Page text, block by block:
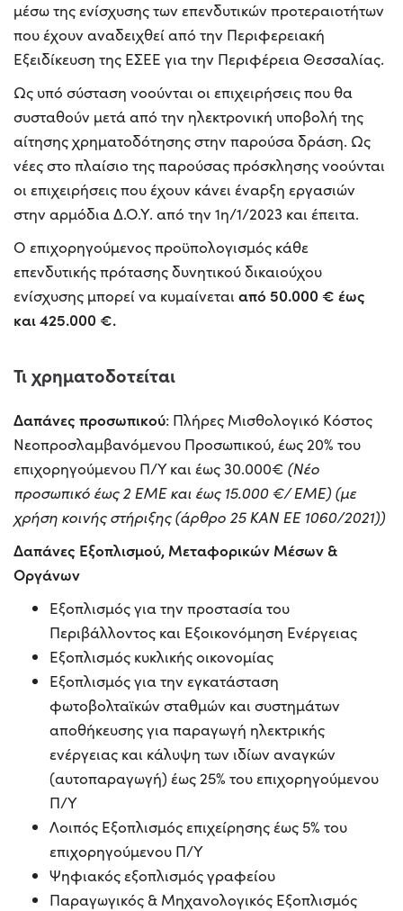
μέσω της ενίσχυσης των επενδυτικών προτεραιοτήτων
που έχουν αναδειχθεί από την Περιφερειακή
Εξειδίκευση της ΕΣΕΕ για την Περιφέρεια Θεσσαλίας.
Ως υπό σύσταση νοούνται οι επιχειρήσεις που θα
συσταθούν μετά από την ηλεκτρονική υποβολή της
αίτησης χρηματοδότησης στην παρούσα δράση. Ως
νέες στο πλαίσιο της παρούσας πρόσκλησης νοούνται
οι επιχειρήσεις που έχουν κάνει έναρξη εργασιών
στην αρμόδια Δ.Ο.Υ. από την 1η/1/2023 και έπειτα.
Ο επιχορηγούμενος προϋπολογισμός κάθε
επενδυτικής πρότασης δυνητικού δικαιούχου
ενίσχυσης μπορεί να κυμαίνεται από 50.000 € έως
και 425.000 €.
Τι χρηματοδοτείται
Δαπάνες προσωπικού: Πλήρες Μισθολογικό Κόστος
Νεοπροσλαμβανόμενου Προσωπικού, έως 20% του
επιχορηγούμενου Π/Υ και έως 30.000€ (Νέο
προσωπικό έως 2 ΕΜΕ και έως 15.000 €/ ΕΜΕ) (με
χρήση κοινής στήριξης (άρθρο 25 ΚΑΝ ΕΕ 1060/2021))
Δαπάνες Εξοπλισμού, Μεταφορικών Μέσων &
Οργάνων
Εξοπλισμός για την προστασία του
Περιβάλλοντος και Εξοικονόμηση Ενέργειας
Εξοπλισμός κυκλικής οικονομίας
Εξοπλισμός για την εγκατάσταση
φωτοβολταϊκών σταθμών και συστημάτων
αποθήκευσης για παραγωγή ηλεκτρικής
ενέργειας και κάλυψη των ιδίων αναγκών
(αυτοπαραγωγή) έως 25% του επιχορηγούμενου
Π/Υ
Λοιπός Εξοπλισμός επιχείρησης έως 5% του
επιχορηγούμενου Π/Υ
Ψηφιακός εξοπλισμός γραφείου
Παραγωγικός & Μηχανολογικός Εξοπλισμός